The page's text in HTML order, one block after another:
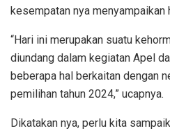
kesempatan nya
“Hari ini merupakan suatu
diundang dalam kegiatan Apel
beberapa hal berkaitan dengan
pemilihan tahun 2024,” ucapnya.
Dikatakan nya, perlu kita